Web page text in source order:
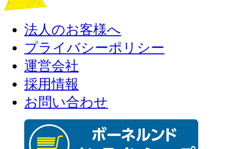
法人のお客様へ
プライバシーポリシー
運営会社
採用情報
お問い合わせ